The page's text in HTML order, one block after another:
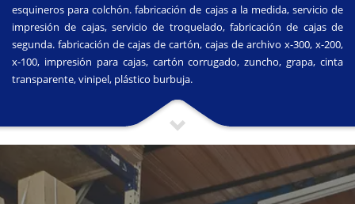
esquineros para colchón. fabricación de cajas a la medida, servicio de
impresión de cajas, servicio de troquelado, fabricación de cajas de
segunda. fabricación de cajas de cartón, cajas de archivo x-300, x-200,
x-100, impresión para cajas, cartón corrugado, zuncho, grapa, cinta
transparente, vinipel, plástico burbuja.